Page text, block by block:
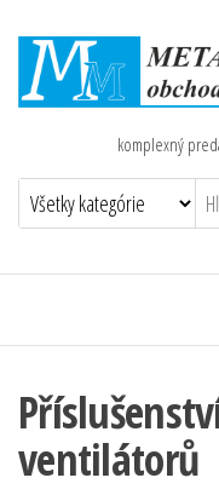
komplexný
ventilátorů